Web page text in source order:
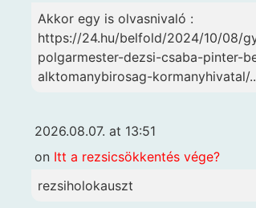
Akkor egy is olvasnivaló :
https://24.hu/belfold/2024/10/08/
polgarmester-dezsi-csaba-pinter-
alktomanybirosag-kormanyhivatal/
2026.08.07. at 13:51
on Itt a rezsicsökkentés vége?
rezsiholokauszt